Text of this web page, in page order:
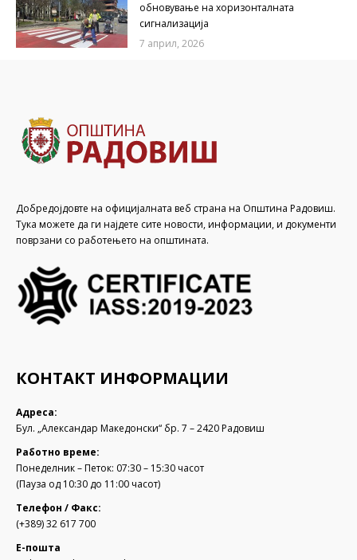
обновување на хоризонталната
сигнализација
7 април, 2026
Добредојдовте на официјалната веб страна на Општина Радовиш.
Тука можете да ги најдете сите новости, информации, и документи
поврзани со работењето на општината.
КОНТАКТ ИНФОРМАЦИИ
Адреса:
Бул. „Александар Македонски“ бр. 7 – 2420 Радовиш
Работно време:
Понеделник – Петок: 07:30 – 15:30 часот
(Пауза од 10:30 до 11:00 часот)
Телефон / Факс:
(+389) 32 617 700
Е-пошта